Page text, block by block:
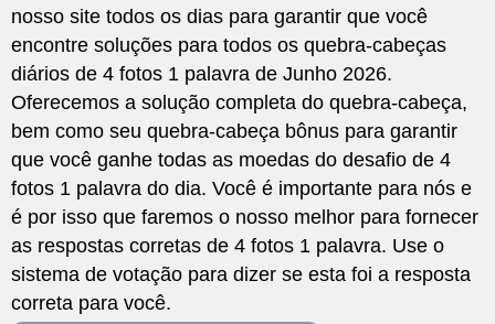
nosso site todos os dias para garantir que você
encontre soluções para todos os quebra-cabeças
diários de 4 fotos 1 palavra de Junho 2026.
Oferecemos a solução completa do quebra-cabeça,
bem como seu quebra-cabeça bônus para garantir
que você ganhe todas as moedas do desafio de 4
fotos 1 palavra do dia. Você é importante para nós e
é por isso que faremos o nosso melhor para fornecer
as respostas corretas de 4 fotos 1 palavra. Use o
sistema de votação para dizer se esta foi a resposta
correta para você.